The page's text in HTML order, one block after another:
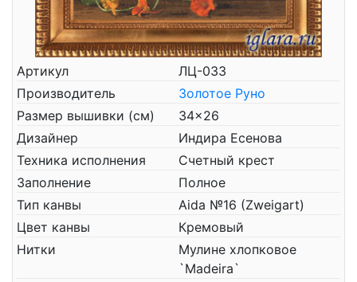
Артикул
ЛЦ-033
Производитель
Золотое Руно
Размер вышивки (см)
34x26
Дизайнер
Индира Есенова
Техника исполнения
Счетный крест
Заполнение
Полное
Тип канвы
Aida №16 (Zweigart)
Цвет канвы
Кремовый
Нитки
Мулине хлопковое
`Madeira`